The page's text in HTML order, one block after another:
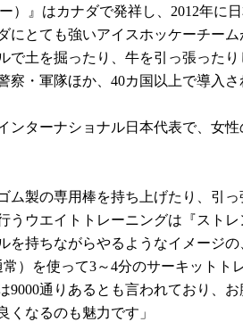
ー）』はカナダで発祥し、2012年に
にとても強いアイスホッケーチー
で土を掘ったり、牛を引っ張った
察・軍隊ほか、40カ国以上で導入さ
ンターナショナル日本代表で、女
ム製の専用棒を持ち上げたり、引
うウエイトトレーニングは『スト
を持ちながらやるようなイメージ
）を使って3～4分のサーキットト
9000通りあるとも言われており、
くなるのも魅力です」